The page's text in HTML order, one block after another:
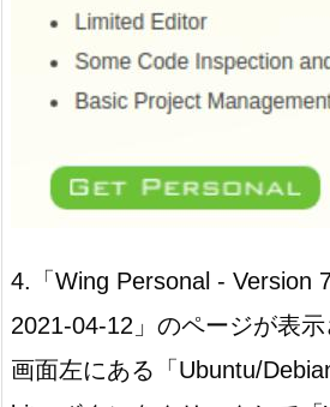
4.「Wing Personal - Version
2021-04-12」のページが表示
画面左にある「Ubuntu/